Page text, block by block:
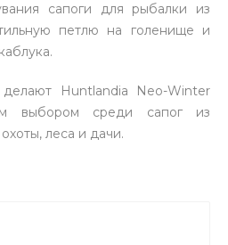
сапоги для рыбалки из
петлю на голенище и
Huntlandia Neo-Winter
выбором среди сапог из
леса и дачи.